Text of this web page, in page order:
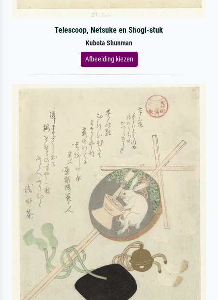
Telescoop, Netsuke en Shogi-stuk
Kubota Shunman
Afbeelding kiezen